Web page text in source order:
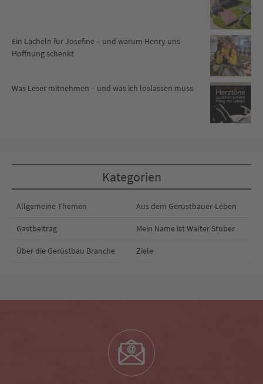
Ein Lächeln für Josefine – und warum Henry uns
Hoffnung schenkt
Was Leser mitnehmen – und was ich loslassen muss
Kategorien
Allgemeine Themen Aus dem Gerüstbauer-Leben
Gastbeitrag Mein Name ist Walter Stuber
Über die Gerüstbau Branche Ziele